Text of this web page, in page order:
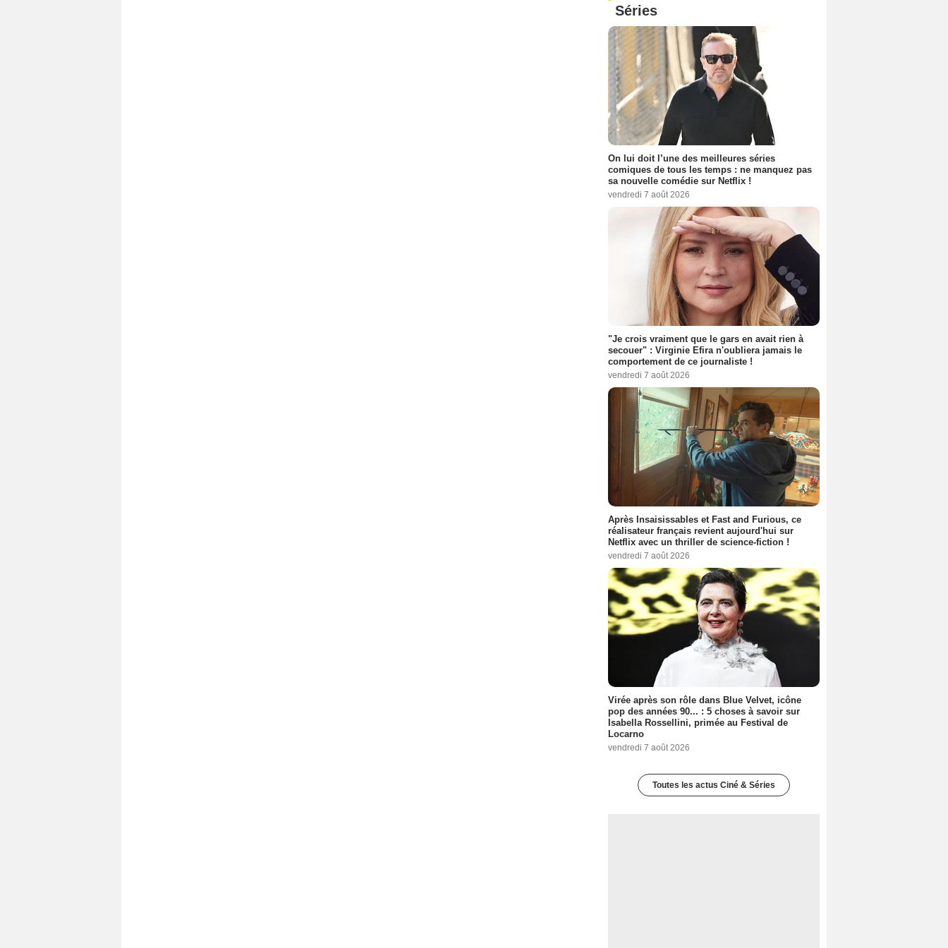
Séries
On lui doit l’une des meilleures séries
comiques de tous les temps : ne manquez pas
sa nouvelle comédie sur Netflix !
vendredi 7 août 2026
"Je crois vraiment que le gars en avait rien à
secouer" : Virginie Efira n'oubliera jamais le
comportement de ce journaliste !
vendredi 7 août 2026
Après Insaisissables et Fast and Furious, ce
réalisateur français revient aujourd'hui sur
Netflix avec un thriller de science-fiction !
vendredi 7 août 2026
Virée après son rôle dans Blue Velvet, icône
pop des années 90... : 5 choses à savoir sur
Isabella Rossellini, primée au Festival de
Locarno
vendredi 7 août 2026
Toutes les actus Ciné & Séries